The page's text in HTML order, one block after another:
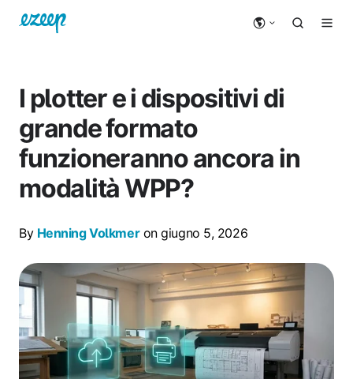
I plotter e i dispositivi di
grande formato
funzioneranno ancora in
modalità WPP?
By Henning Volkmeron giugno 5, 2026